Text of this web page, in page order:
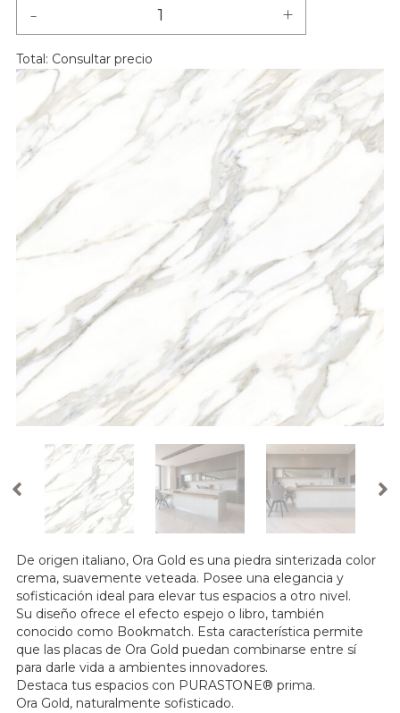
De origen italiano, Ora Gold es una piedra sinterizada color
crema, suavemente veteada. Posee una elegancia y
sofisticación ideal para elevar tus espacios a otro nivel.
Su diseño ofrece el efecto espejo o libro, también
conocido como Bookmatch. Esta característica permite
que las placas de Ora Gold puedan combinarse entre sí
para darle vida a ambientes innovadores.
Destaca tus espacios con PURASTONE® prima.
Ora Gold, naturalmente sofisticado.
- +
Total: Consultar precio